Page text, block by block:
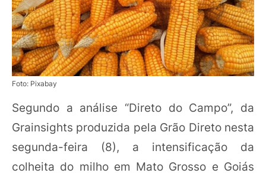
Foto: Pixabay
Segundo a análise “Direto do Campo”, da
Grainsights produzida pela Grão Direto nesta
segunda-feira (8), a intensificação da
colheita do milho em Mato Grosso e Goiás